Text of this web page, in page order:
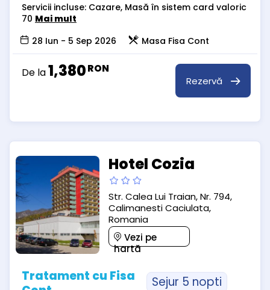
Servicii incluse: Cazare, Masă în sistem card valoric
70 Mai mult
28 Iun - 5 Sep 2026
Masa Fisa Cont
De la1,380RON
Rezervă
Hotel Cozia
Str. Calea Lui Traian, Nr. 794,
Calimanesti Caciulata,
Romania
Vezi pe
hartă
Tratament cu Fisa
Sejur 5 nopti